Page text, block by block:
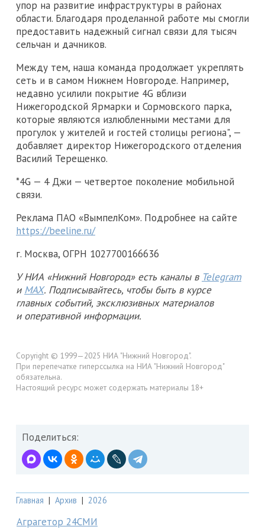
упор на развитие инфраструктуры в районах
области. Благодаря проделанной работе мы смогли
предоставить надежный сигнал связи для тысяч
сельчан и дачников.
Между тем, наша команда продолжает укреплять
сеть и в самом Нижнем Новгороде. Например,
недавно усилили покрытие 4G вблизи
Нижегородской Ярмарки и Сормовского парка,
которые являются излюбленными местами для
прогулок у жителей и гостей столицы региона", —
добавляет директор Нижегородского отделения
Василий Терещенко.
*4G — 4 Джи — четвертое поколение мобильной
связи.
Реклама ПАО «ВымпелКом». Подробнее на сайте
https://beeline.ru/
г. Москва, ОГРН 1027700166636
У НИА «Нижний Новгород» есть каналы в Telegram
и MAX. Подписывайтесь, чтобы быть в курсе
главных событий, эксклюзивных материалов
и оперативной информации.
Copyright © 1999—2025 НИА "Нижний Новгород".
При перепечатке гиперссылка на НИА "Нижний Новгород"
обязательна.
Настоящий ресурс может содержать материалы 18+
Поделиться:
Главная | Архив | 2026
Аграгетор 24СМИ